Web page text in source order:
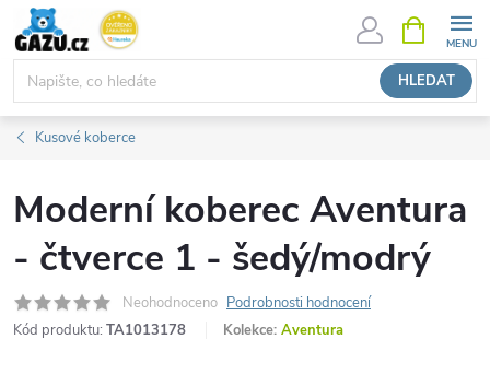
Přejít
obsah
HLEDAT
NÁKUPNÍ
KOŠÍK
Kusové koberce
Moderní koberec Aventura
- čtverce 1 - šedý/modrý
Neohodnoceno Podrobnosti hodnocení
Kód produktu: TA1013178 Kolekce: Aventura